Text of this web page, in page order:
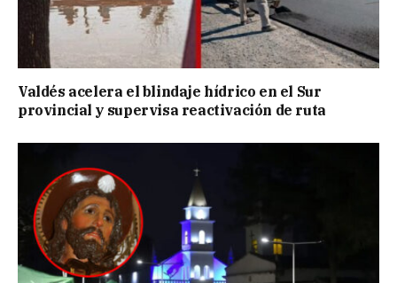
Valdés acelera el blindaje hídrico en el Sur
provincial y supervisa reactivación de ruta